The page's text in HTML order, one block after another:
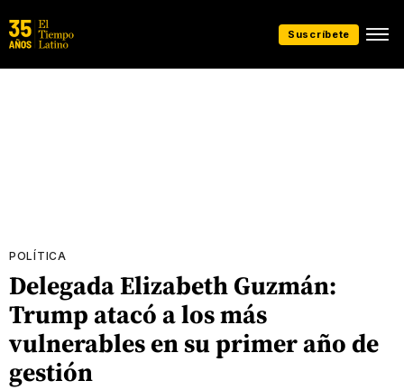
Suscríbete
POLÍTICA
Delegada Elizabeth Guzmán:
Trump atacó a los más
vulnerables en su primer año de
gestión